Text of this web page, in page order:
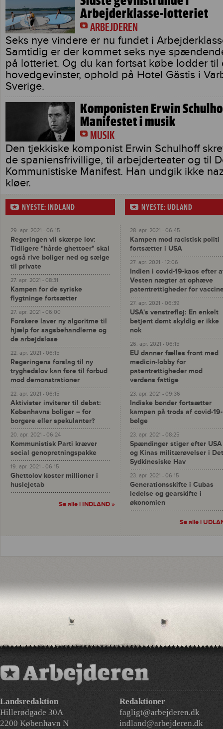
Arbejderklasse-lotteriet
ARBEJDEREN
Seks nye vindere er nu fundet i
Samtidig er der kommet seks nye
på lotteriet. Og du kan fortsat købe lodder til
hovedgevinster, ophold på Hotel Gästis i
Sverige.
Komponisten Erwin
Manifestet i musik
MUSIK
Den tjekkiske komponist Erwin Schulhoff
de spaniensfrivillige, til arbejderteater og til
Kommunistiske Manifest. Han undgik ikke
kløer.
NYESTE: INDLAND
29. apr. 2021 - 06:15
Regeringen vil skærpe lov:
Tidligere "hårde ghettoer" skal
også rive boliger ned og sælge
til private
27. apr. 2021 - 08:31
Kampen for de syriske
flygtninge fortsætter
27. apr. 2021 - 06:00
Forskere laver ny algoritme til
hjælp for sagsbehandlerne og
de arbejdsløse
22. apr. 2021 - 06:15
Regeringens forslag til ny
tryghedslov kan føre til forbud
mod demonstrationer
22. apr. 2021 - 06:15
Aktivister inviterer til debat:
Københavns boliger – for
borgere eller spekulanter?
20. apr. 2021 - 06:24
Kommunistisk Parti kræver
social genopretningspakke
19. apr. 2021 - 06:15
Ghettolov koster millioner i
huslejetab
Se alle i INDLAND »
NYESTE: UDLAND
28. apr. 2021 - 06:45
Kampen mod racistisk politi
fortsætter i USA
27. apr. 2021 - 12:06
Indien i covid-19-kaos efter
Vesten nægter at ophæve
patentrettigheder for
27. apr. 2021 - 06:39
USA's venstrefløj: En enkelt
betjent dømt skyldig er ikke
nok
26. apr. 2021 - 06:15
EU danner fælles front med
medicin-lobby for
patentrettigheder mod
verdens fattige
23. apr. 2021 - 09:36
Indiske bønder fortsætter
kampen på trods af covid-19-
bølge
23. apr. 2021 - 08:25
Spændinger stiger efter USA
og Kinas militærøvelser i Det
Sydkinesiske Hav
23. apr. 2021 - 06:15
Generationsskifte i Cubas
ledelse og gearskifte i
økonomien
Se alle i
Landsredaktion
Hillerødgade 30A
2200 København N
Redaktioner
fagligt@arbejderen.dk
indland@arbejderen.dk